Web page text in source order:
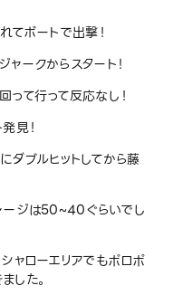
ボートで出撃！
ークからスタート！
って行って反応なし！
見！
ダブルヒットしてから藤
ージは50~40ぐらいでし
ャローエリアでもポロポ
した。